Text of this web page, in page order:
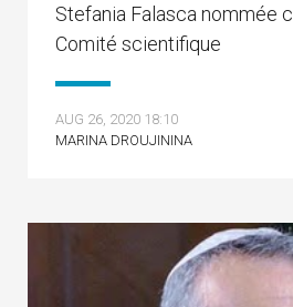
Stefania Falasca nommée
Comité scientifique
AUG 26, 2020 18:10
MARINA DROUJININA